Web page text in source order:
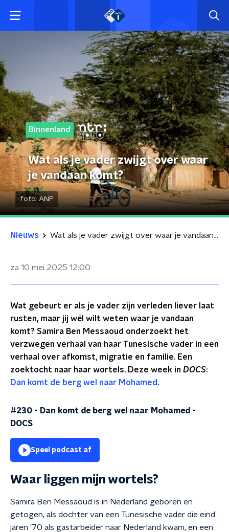
Binnenland
Wat als je vader zwijgt over waar
je vandaan komt?
foto:ANP
Nieuws Wat als je vader zwijgt over waar je vandaan komt?
za 10 mei 2025 12:00
Wat gebeurt er als je vader zijn verleden liever laat
rusten, maar jij wél wilt weten waar je vandaan
komt? Samira Ben Messaoud onderzoekt het
verzwegen verhaal van haar Tunesische vader in een
verhaal over afkomst, migratie en familie. Een
zoektocht naar haar wortels. Deze week in DOCS:
Dan komt de berg wel naar Mohamed.
#230 - Dan komt de berg wel naar Mohamed -
DOCS
Speel podcast af
Waar liggen mijn wortels?
Samira Ben Messaoud is in Nederland geboren en
getogen, als dochter van een Tunesische vader die eind
jaren '70 als gastarbeider naar Nederland kwam, en een